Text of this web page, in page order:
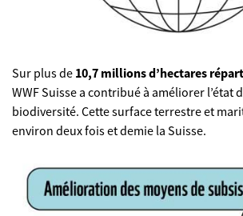
Sur plus de 10,7 millions d’hectares
WWF Suisse a contribué à améliorer l’état
biodiversité. Cette surface terrestre et
environ deux fois et demie la Suisse.